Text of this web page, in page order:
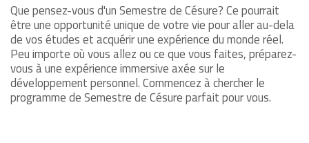
Que pensez-vous d'un Semestre de Césure? Ce pourrait
être une opportunité unique de votre vie pour aller au-dela
de vos études et acquérir une expérience du monde réel.
Peu importe où vous allez ou ce que vous faites, préparez-
vous à une expérience immersive axée sur le
développement personnel. Commencez à chercher le
programme de Semestre de Césure parfait pour vous.